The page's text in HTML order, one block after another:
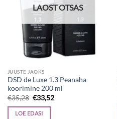
LAOST OTSAS
JUUSTE JAOKS
DSD de Luxe 1.3 Peanaha
koorimine 200 ml
€35,28 Algne
hind
oli:
€35,28.
€33,52Current
LOE EDASI